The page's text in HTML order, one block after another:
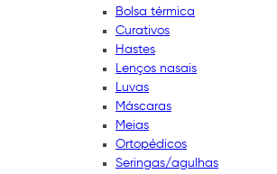
Bolsa térmica
Curativos
Hastes
Lenços nasais
Luvas
Máscaras
Meias
Ortopédicos
Seringas/agulhas